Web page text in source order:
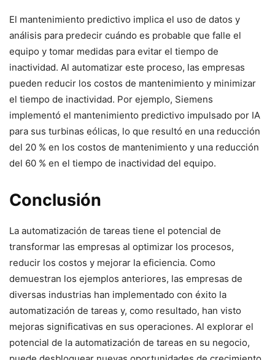
El mantenimiento predictivo implica el uso de datos y
análisis para predecir cuándo es probable que falle el
equipo y tomar medidas para evitar el tiempo de
inactividad. Al automatizar este proceso, las empresas
pueden reducir los costos de mantenimiento y minimizar
el tiempo de inactividad. Por ejemplo, Siemens
implementó el mantenimiento predictivo impulsado por IA
para sus turbinas eólicas, lo que resultó en una reducción
del 20 % en los costos de mantenimiento y una reducción
del 60 % en el tiempo de inactividad del equipo.
Conclusión
La automatización de tareas tiene el potencial de
transformar las empresas al optimizar los procesos,
reducir los costos y mejorar la eficiencia. Como
demuestran los ejemplos anteriores, las empresas de
diversas industrias han implementado con éxito la
automatización de tareas y, como resultado, han visto
mejoras significativas en sus operaciones. Al explorar el
potencial de la automatización de tareas en su negocio,